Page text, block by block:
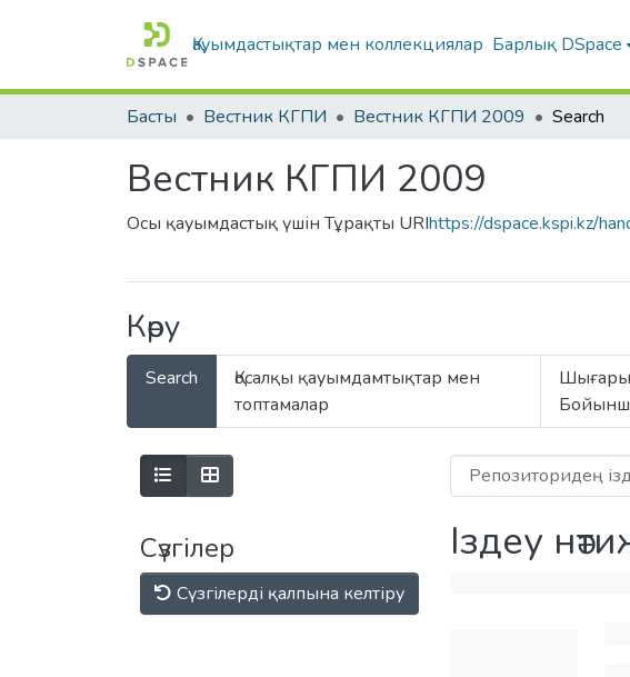
Қауымдастықтар мен коллекциялар Барлық DSpace
Басты Вестник КГПИ Вестник КГПИ 2009 Search
Вестник КГПИ 2009
Осы қауымдастық үшін Тұрақты URIhttps://dspace.kspi.kz/
Көру
Search
Қосалқы қауымдамтықтар мен
топтамалар
Сүзгілер
Сүзгілерді қалпына келтіру
Іздеу